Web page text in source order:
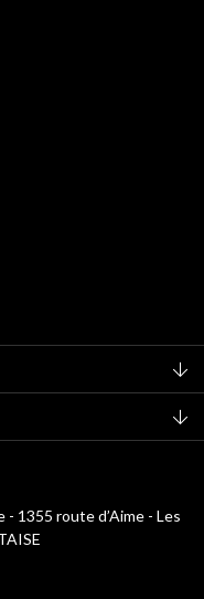
1355 route d’Aime - Les